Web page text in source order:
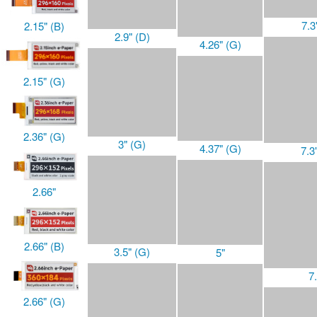
2.15" (B)
2.15" (G)
2.36" (G)
2.66"
2.66" (B)
2.66" (G)
4.37" (G)